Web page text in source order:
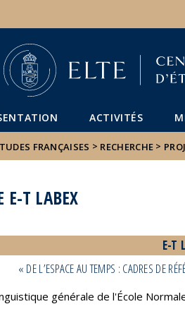
ACTIVITÉS
FRANÇAISES > RECHERCHE >
E-T LABEX
E-T
« DE L’ESPACE AU TEMPS : CADRES DE
générale de l'École